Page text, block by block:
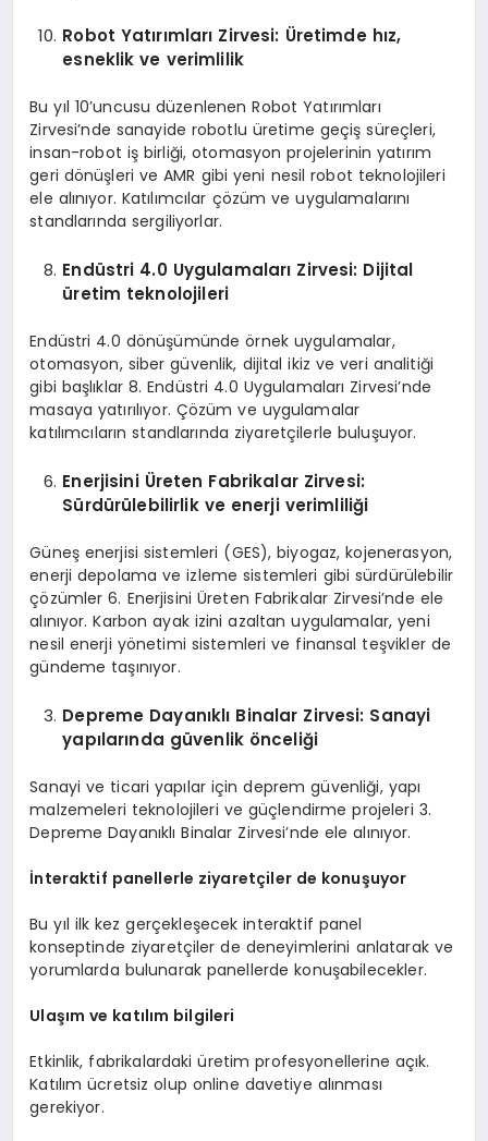
Robot Yatırımları Zirvesi: Üretimde hız,
esneklik ve verimlilik
Bu yıl 10’uncusu düzenlenen Robot Yatırımları
Zirvesi’nde sanayide robotlu üretime geçiş süreçleri,
insan-robot iş birliği, otomasyon projelerinin yatırım
geri dönüşleri ve AMR gibi yeni nesil robot teknolojileri
ele alınıyor. Katılımcılar çözüm ve uygulamalarını
standlarında sergiliyorlar.
Endüstri 4.0 Uygulamaları Zirvesi: Dijital
üretim teknolojileri
Endüstri 4.0 dönüşümünde örnek uygulamalar,
otomasyon, siber güvenlik, dijital ikiz ve veri analitiği
gibi başlıklar 8. Endüstri 4.0 Uygulamaları Zirvesi’nde
masaya yatırılıyor. Çözüm ve uygulamalar
katılımcıların standlarında ziyaretçilerle buluşuyor.
Enerjisini Üreten FabrikalarZirvesi:
Sürdürülebilirlik ve enerji verimliliği
Güneş enerjisi sistemleri (GES), biyogaz, kojenerasyon,
enerji depolama ve izleme sistemleri gibi sürdürülebilir
çözümler 6. Enerjisini Üreten Fabrikalar Zirvesi’nde ele
alınıyor. Karbon ayak izini azaltan uygulamalar, yeni
nesil enerji yönetimi sistemleri ve finansal teşvikler de
gündeme taşınıyor.
Depreme Dayanıklı Binalar Zirvesi: Sanayi
yapılarında güvenlik önceliği
Sanayi ve ticari yapılar için deprem güvenliği, yapı
malzemeleri teknolojileri ve güçlendirme projeleri 3.
Depreme Dayanıklı Binalar Zirvesi’nde ele alınıyor.
İnteraktif panellerle ziyaretçiler de konuşuyor
Bu yıl ilk kez gerçekleşecek interaktif panel
konseptinde ziyaretçiler de deneyimlerini anlatarak ve
yorumlarda bulunarak panellerde konuşabilecekler.
Ulaşım ve katılım bilgileri
Etkinlik, fabrikalardaki üretim profesyonellerine açık.
Katılım ücretsiz olup online davetiye alınması
gerekiyor.